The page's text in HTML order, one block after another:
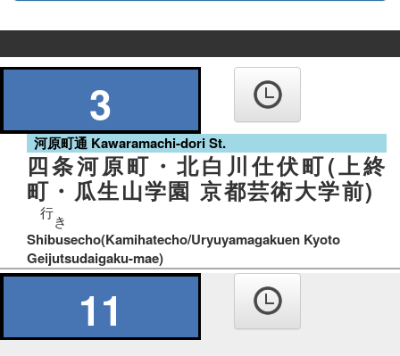
の
3
河原町通 Kawaramachi-dori St.
四条河原町・北白川仕伏町(上終
町・瓜生山学園 京都芸術大学前)
行き
Shibusecho(Kamihatecho/Uryuyamagakuen Kyoto
Geijutsudaigaku-mae)
11